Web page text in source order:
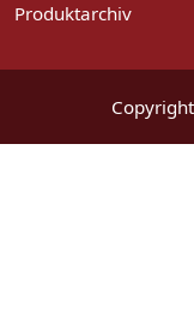
Produktarchiv